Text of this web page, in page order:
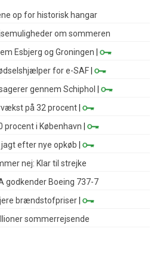
op for historisk hangar
om sommeren
Esbjerg og Groningen |
for e-SAF |
gennem Schiphol
|
på 32 procent |
procent i København |
efter nye opkøb |
nej: Klar til strejke
godkender Boeing 737-7
brændstofpriser |
sommerrejsende